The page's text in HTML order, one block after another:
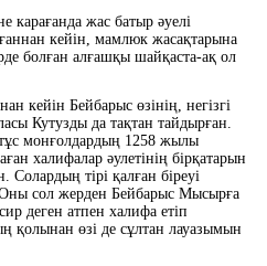
жас батыр әуелі
кейін, мамлюк жасақтарына
болған алғашқы шайқаста-ақ ол
кейін Бейбарыс өзінің, негізгі
Кутузды да тақтан тайдырған.
монғолдардың 1258 жылы
халифалар әулетінің бірқатарын
Солардың тірі қалған біреуі
сол жерден Бейбарыс Мысырға
деген атпен халифа етіп
қолынан өзі де сұлтан лауазымын